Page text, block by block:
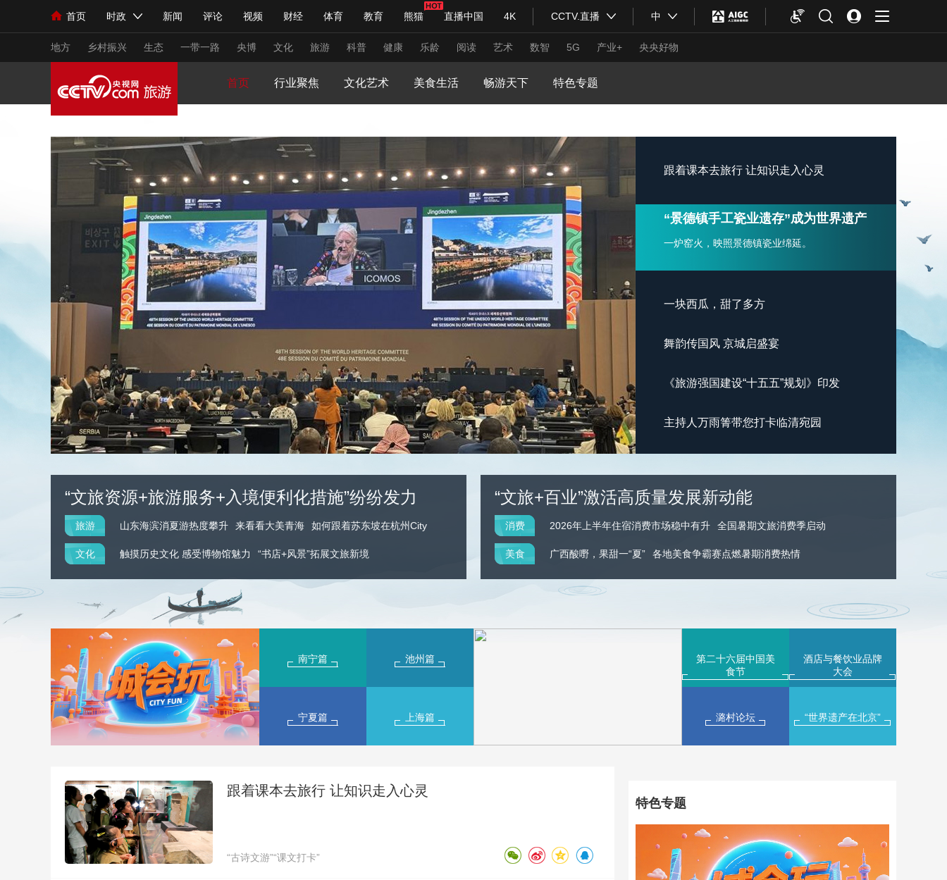
首页 时政 新闻 评论 视频 财经 体育 教育 熊猫 直播中国 4K CCTV.直播 中
人民领袖习近平 联播+ 中国领导人 央视快评 习式妙语 热解读 天天学习
直播 栏目大全 节目单 听音 微视频 主持人 下载央视影音
海外频道 iPanda English Монгол
地方 乡村振兴 生态 一带一路 央博 文化 旅游 科普 健康 乐龄 阅读 艺术 数智 5G 产业+ 央央好物
总台春晚 网络春晚
新闻 国内 评论 军事 图片
人民领袖习近平 联播+ 热解读 天天学习 习式妙语 央视快评 央视网评 光华锐评 锋面
小央视频 小央直播 直播中国 熊猫频道 VR/AR 4K专区 全景新闻
现场 前线 比划 快看 蓝海中国 新兵请入列 人生第一次 人生第二次
直播 竞猜 2026年世界杯 2026年冬奥会 CBA NBA 中超 国足 国际足球 网球 综合体育
VIP会员 CCTV奥林匹克频道 生活体育大会 冰雪道路 足球道路
艺术 汽车 数智 5G
大国智造 大国保险 云顶对话 云起 超级工厂 全民健康 颜选攻略
CCTV.节目官网 直播 节目单 栏目 片库 热播榜 总台企业白名单
首页 行业聚焦 文化艺术 美食生活 畅游天下 特色专题
跟着课本去旅行 让知识走入心灵
“景德镇手工瓷业遗存”成为世界遗产
一个善行，多方受益。
舞韵传国风 京城启盛宴
《旅游强国建设“十五五”规划》印发
主持人万雨箐带您打卡临清宛园
“文旅资源+旅游服务+入境便利化措施”纷纷发力
旅游 山东海滨消夏游热度攀升 来看看大美青海
如何跟着苏东坡在杭州City
Walk？
文化 触摸历史文化 感受博物馆魅力 “书店+风景”拓展文旅新境
“文旅+百业”激活高质量发展新动能
消费 2026年上半年住宿消费市场稳中有升 全国暑期文旅消费季启动
美食 广西酸嘢，果甜一“夏” 各地美食争霸赛点燃暑期消费热情
南宁篇 池州篇
宁夏篇 上海篇
第二十六届中国美
食节
酒店与餐饮业品牌
大会
潞村论坛 “世界遗产在北京”
跟着课本去旅行 让知识走入心灵
“古诗文游”“课文打卡”
特色专题